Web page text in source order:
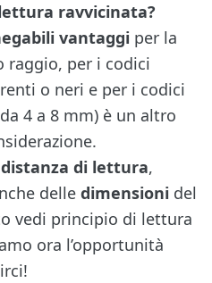
ravvicinata?
vantaggi per la
raggio, per i codici
o neri e per i codici
4 a 8 mm) è un altro
distanza di lettura,
delle dimensioni del
vedi principio di lettura
ora l’opportunità